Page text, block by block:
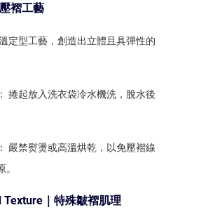
褶工藝
定型工藝，創造出立體且具彈性的
捲起放入洗衣袋冷水機洗，脫水後
嚴禁熨燙或高溫烘乾，以免壓褶線
Texture｜特殊皺褶肌理